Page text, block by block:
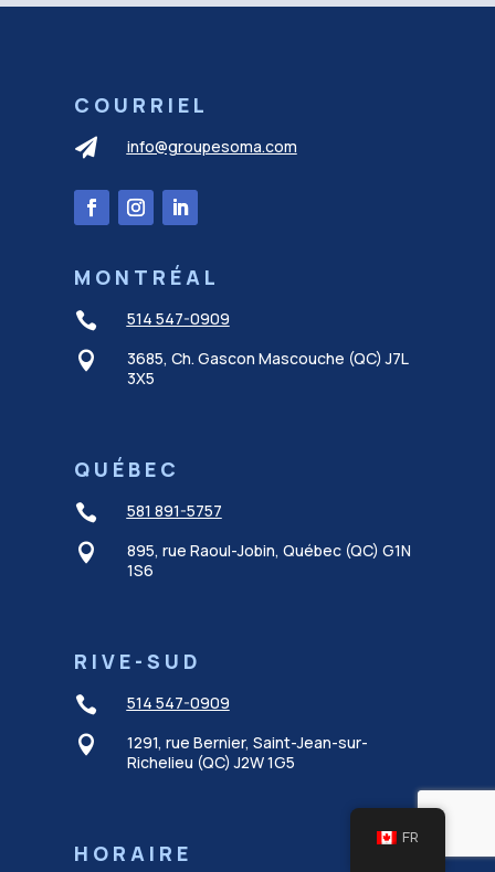
COURRIEL
 info@groupesoma.com
MONTRÉAL
 514 547-0909

3685, Ch. Gascon Mascouche (QC) J7L
3X5
QUÉBEC
 581 891-5757

895, rue Raoul-Jobin, Québec (QC) G1N
1S6
RIVE-SUD
 514 547-0909

1291, rue Bernier, Saint-Jean-sur-
Richelieu (QC) J2W 1G5
HORAIRE
FR